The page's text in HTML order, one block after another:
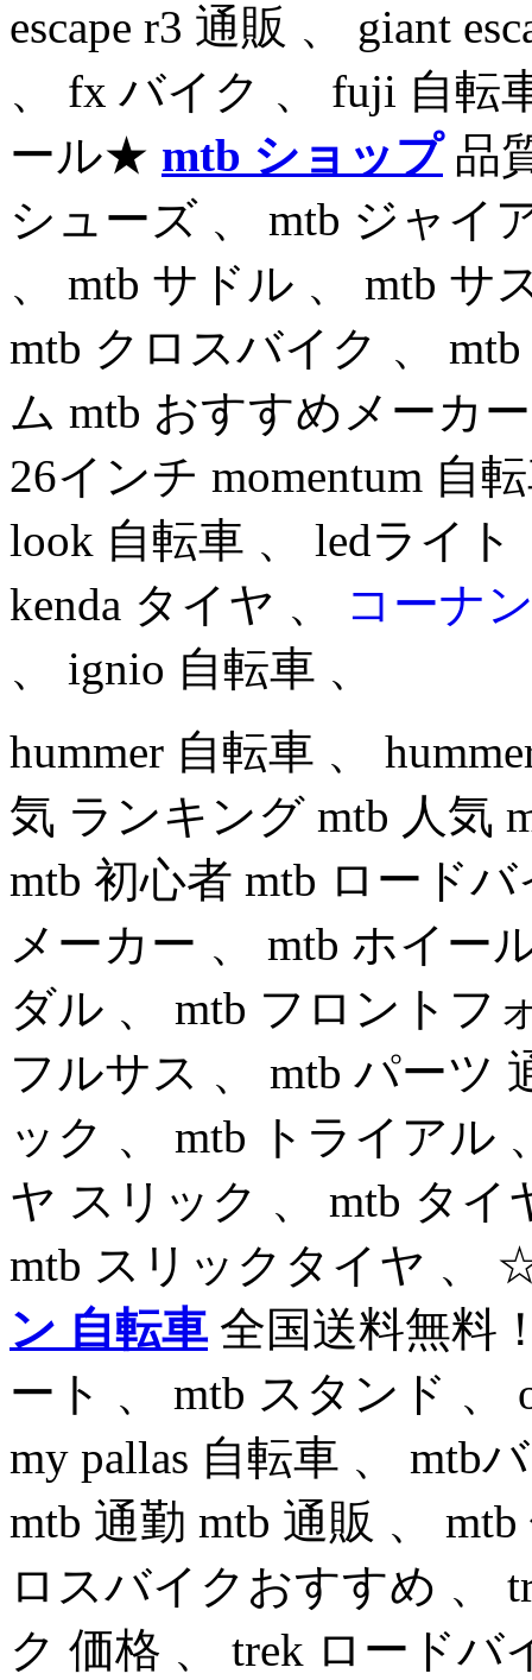
escape r3 通販 、 giant
、 fx バイク 、 fuji 自転
ール★ mtb ショップ品
シューズ 、 mtb ジャイ
、 mtb サドル 、 mtb サ
mtb クロスバイク 、
ム mtb おすすめメーカ
26インチ momentum 自
look 自転車 、 ledライ
kenda タイヤ 、
コーナ
、 ignio 自転車 、
hummer 自転車 、
気 ランキング mtb 人気
mtb 初心者 mtb ロード
メーカー 、 mtb ホイー
ダル 、 mtb フロントフ
フルサス 、 mtb パーツ
ック 、 mtb トライアル
ヤ スリック 、 mtb タイ
mtb スリックタイヤ
ン 自転車 全国送料無料
ート 、 mtb スタンド 、
my pallas 自転車 、 mtb
mtb 通勤 mtb 通販 、
ロスバイクおすすめ 、
ク 価格 、 trek ロードバ